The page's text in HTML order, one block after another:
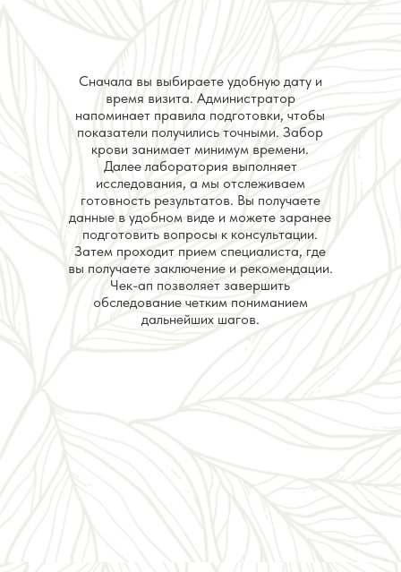
Сначала вы выбираете удобную дату и
время визита. Администратор
напоминает правила подготовки, чтобы
показатели получились точными. Забор
крови занимает минимум времени.
Далее лаборатория выполняет
исследования, а мы отслеживаем
готовность результатов. Вы получаете
данные в удобном виде и можете заранее
подготовить вопросы к консультации.
Затем проходит прием специалиста, где
вы получаете заключение и рекомендации.
Чек-ап позволяет завершить
обследование четким пониманием
дальнейших шагов.